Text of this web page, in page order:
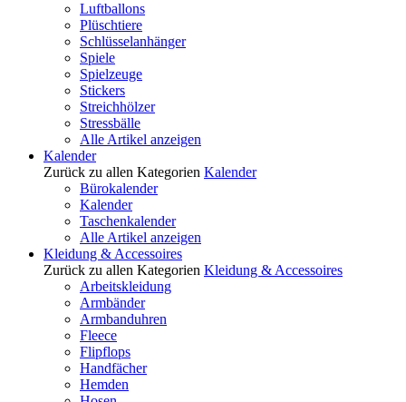
Luftballons
Plüschtiere
Schlüsselanhänger
Spiele
Spielzeuge
Stickers
Streichhölzer
Stressbälle
Alle Artikel anzeigen
Kalender
Zurück zu allen Kategorien Kalender
Bürokalender
Kalender
Taschenkalender
Alle Artikel anzeigen
Kleidung & Accessoires
Zurück zu allen Kategorien Kleidung & Accessoires
Arbeitskleidung
Armbänder
Armbanduhren
Fleece
Flipflops
Handfächer
Hemden